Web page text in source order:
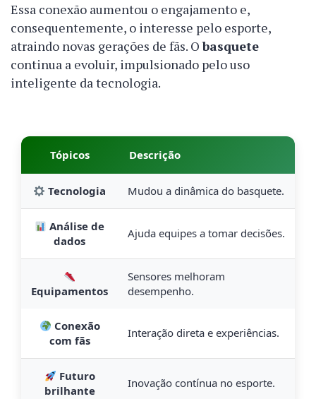
Essa conexão aumentou o engajamento e,
consequentemente, o interesse pelo esporte,
atraindo novas gerações de fãs. Obasquete
continua a evoluir, impulsionado pelo uso
inteligente da tecnologia.
Tópicos Descrição
Tecnologia Mudou a dinâmica do basquete.
Análise de
dados
Ajuda equipes a tomar decisões.
Equipamentos
Sensores melhoram
desempenho.
Conexão
com fãs
Interação direta e experiências.
Futuro
brilhante
Inovação contínua no esporte.